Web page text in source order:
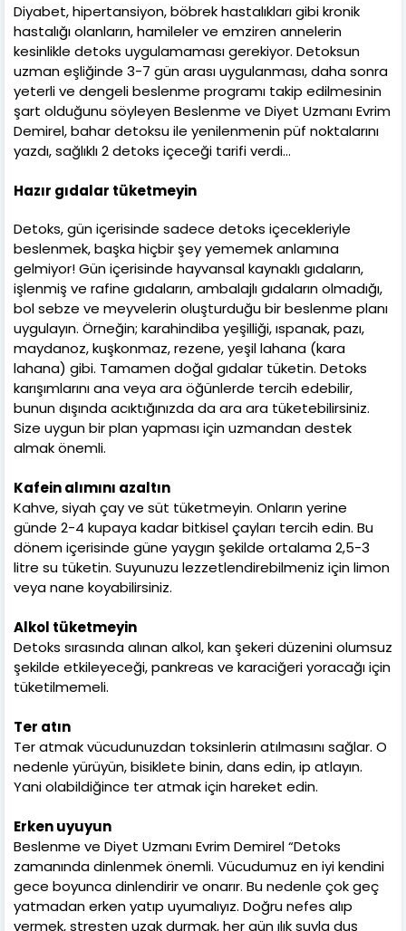
Diyabet, hipertansiyon, böbrek hastalıkları gibi kronik
hastalığı olanların, hamileler ve emziren annelerin
kesinlikle detoks uygulamaması gerekiyor. Detoksun
uzman eşliğinde 3-7 gün arası uygulanması, daha sonra
yeterli ve dengeli beslenme programı takip edilmesinin
şart olduğunu söyleyen Beslenme ve Diyet Uzmanı Evrim
Demirel, bahar detoksu ile yenilenmenin püf noktalarını
yazdı, sağlıklı 2 detoks içeceği tarifi verdi…
Hazır gıdalar tüketmeyin
Detoks, gün içerisinde sadece detoks içecekleriyle
beslenmek, başka hiçbir şey yememek anlamına
gelmiyor! Gün içerisinde hayvansal kaynaklı gıdaların,
işlenmiş ve rafine gıdaların, ambalajlı gıdaların olmadığı,
bol sebze ve meyvelerin oluşturduğu bir beslenme planı
uygulayın. Örneğin; karahindiba yeşilliği, ıspanak, pazı,
maydanoz, kuşkonmaz, rezene, yeşil lahana (kara
lahana) gibi. Tamamen doğal gıdalar tüketin. Detoks
karışımlarını ana veya ara öğünlerde tercih edebilir,
bunun dışında acıktığınızda da ara ara tüketebilirsiniz.
Size uygun bir plan yapması için uzmandan destek
almak önemli.
Kafein alımını azaltın
Kahve, siyah çay ve süt tüketmeyin. Onların yerine
günde 2-4 kupaya kadar bitkisel çayları tercih edin. Bu
dönem içerisinde güne yaygın şekilde ortalama 2,5-3
litre su tüketin. Suyunuzu lezzetlendirebilmeniz için limon
veya nane koyabilirsiniz.
Alkol tüketmeyin
Detoks sırasında alınan alkol, kan şekeri düzenini olumsuz
şekilde etkileyeceği, pankreas ve karaciğeri yoracağı için
tüketilmemeli.
Ter atın
Ter atmak vücudunuzdan toksinlerin atılmasını sağlar. O
nedenle yürüyün, bisiklete binin, dans edin, ip atlayın.
Yani olabildiğince ter atmak için hareket edin.
Erken uyuyun
Beslenme ve Diyet Uzmanı Evrim Demirel “Detoks
zamanında dinlenmek önemli. Vücudumuz en iyi kendini
gece boyunca dinlendirir ve onarır. Bu nedenle çok geç
yatmadan erken yatıp uyumalıyız. Doğru nefes alıp
vermek, stresten uzak durmak, her gün ılık suyla duş